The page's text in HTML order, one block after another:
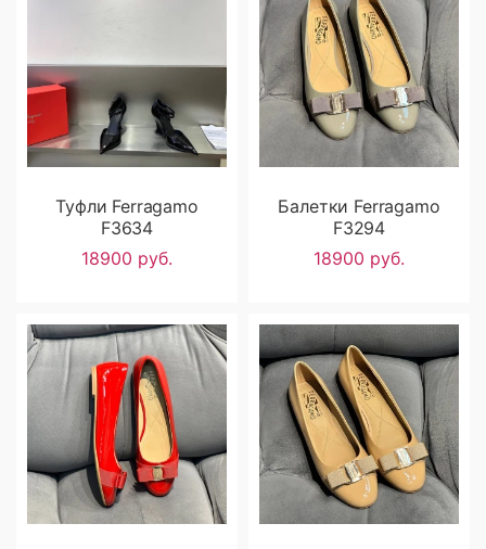
Туфли Ferragamo
F3634
18900 руб.
Балетки Ferragamo
F3294
18900 руб.